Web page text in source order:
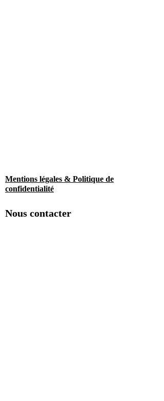
Mentions légales & Politique de
confidentialité
Nous contacter